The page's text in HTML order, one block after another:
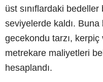
üst sınıflardaki
seviyelerde kaldı. Buna
gecekondu tarzı,
metrekare maliyetleri
hesaplandı.